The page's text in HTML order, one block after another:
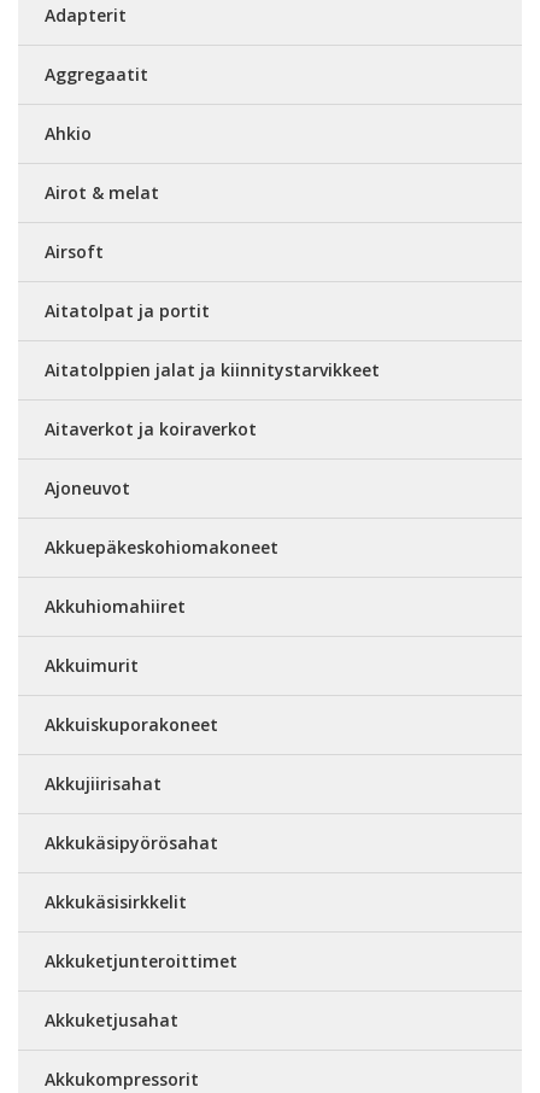
Adapterit
Aggregaatit
Ahkio
Airot & melat
Airsoft
Aitatolpat ja portit
Aitatolppien jalat ja kiinnitystarvikkeet
Aitaverkot ja koiraverkot
Ajoneuvot
Akkuepäkeskohiomakoneet
Akkuhiomahiiret
Akkuimurit
Akkuiskuporakoneet
Akkujiirisahat
Akkukäsipyörösahat
Akkukäsisirkkelit
Akkuketjunteroittimet
Akkuketjusahat
Akkukompressorit